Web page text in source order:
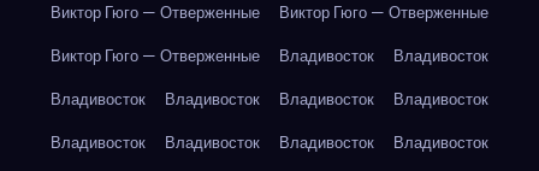
Виктор Гюго — Отверженные
Виктор Гюго — Отверженные
Виктор Гюго — Отверженные
Владивосток
Владивосток
Владивосток
Владивосток Владивосток
Владивосток
Владивосток
Владивосток Владивосток
Владивосток